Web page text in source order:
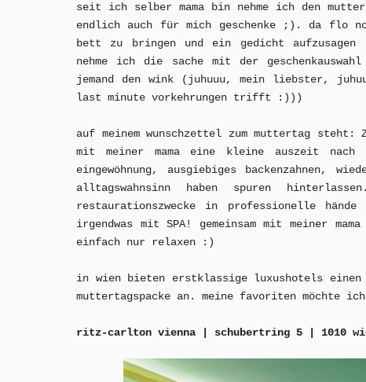
seit ich selber mama bin nehme ich den
endlich auch für mich geschenke ;). da flo
bett zu bringen und ein gedicht aufzusagen
nehme ich die sache mit der
jemand den wink (juhuuu, mein liebster,
last minute vorkehrungen trifft :)))
auf meinem wunschzettel zum muttertag steht:
mit meiner mama eine kleine auszeit nach
eingewöhnung, ausgiebiges backenzahnen,
alltagswahnsinn haben spuren
restaurationszwecke in professionelle
irgendwas mit SPA! gemeinsam mit meiner
einfach nur relaxen :)
in wien bieten erstklassige luxushotels
muttertagspacke an. meine favoriten möchte
ritz-carlton vienna | schubertring 5 | 1010